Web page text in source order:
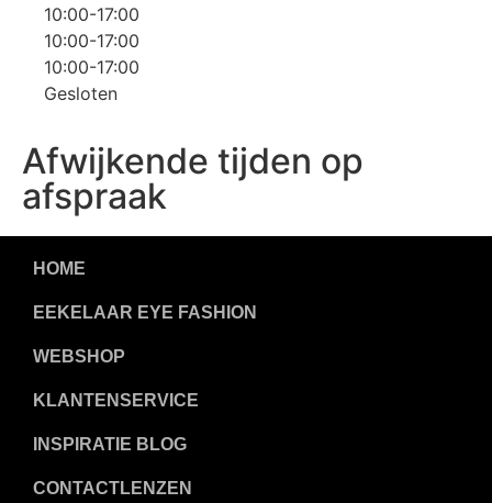
10:00-17:00
10:00-17:00
10:00-17:00
Gesloten
Afwijkende tijden op
afspraak
HOME
EEKELAAR EYE FASHION
WEBSHOP
KLANTENSERVICE
INSPIRATIE BLOG
CONTACTLENZEN